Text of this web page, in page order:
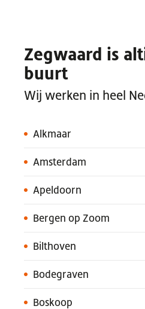
Zegwaard is
buurt
Wij werken in heel
Alkmaar
Amsterdam
Apeldoorn
Bergen op Zoom
Bilthoven
Bodegraven
Boskoop